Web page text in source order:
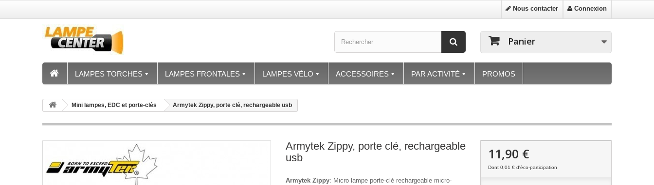
Connexion
Nous contacter
Panier
LAMPES TORCHES LAMPES FRONTALES LAMPES VÉLO ACCESSOIRES PAR ACTIVITÉ PROMOS
Mini lampes, EDC et porte-clés Armytek Zippy, porte clé, rechargeable usb
Armytek Zippy, porte clé, rechargeable
usb
Armytek Zippy: Micro lampe porte-clé rechargeable micro-
11,90 €
Dont 0,01 €d'éco-participation